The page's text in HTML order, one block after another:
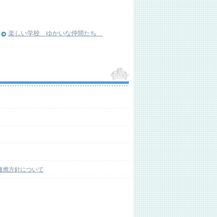
楽しい学校 ゆかいな仲間たち
携方針について